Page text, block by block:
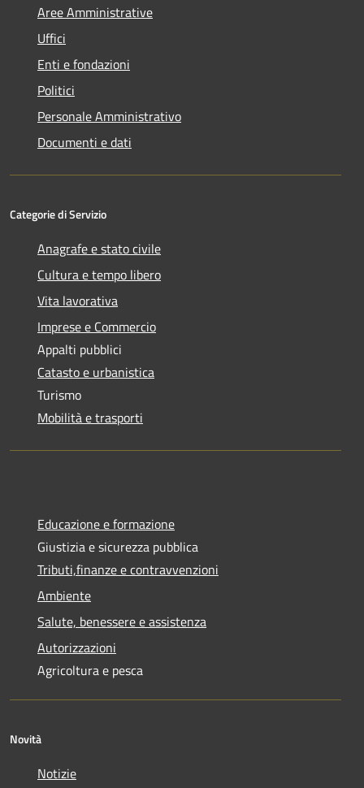
Aree Amministrative
Uffici
Enti e fondazioni
Politici
Personale Amministrativo
Documenti e dati
Categorie di Servizio
Anagrafe e stato civile
Cultura e tempo libero
Vita lavorativa
Imprese e Commercio
Appalti pubblici
Catasto e urbanistica
Turismo
Mobilità e trasporti
Educazione e formazione
Giustizia e sicurezza pubblica
Tributi,finanze e contravvenzioni
Ambiente
Salute, benessere e assistenza
Autorizzazioni
Agricoltura e pesca
Novità
Notizie